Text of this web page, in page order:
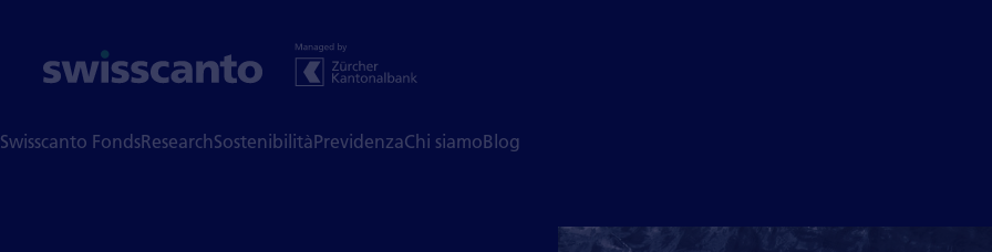
Swisscanto FondsResearchSostenibilitàPrevidenzaChi siamoBlog